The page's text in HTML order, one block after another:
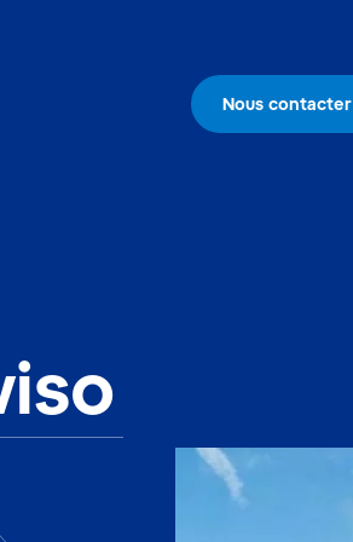
Nous contacter